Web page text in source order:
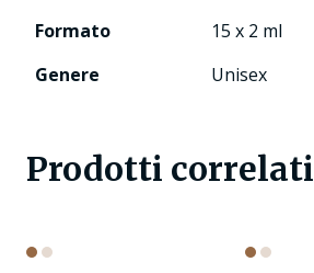
Formato
15 x 2 ml
Genere
Unisex
Prodotti correlati